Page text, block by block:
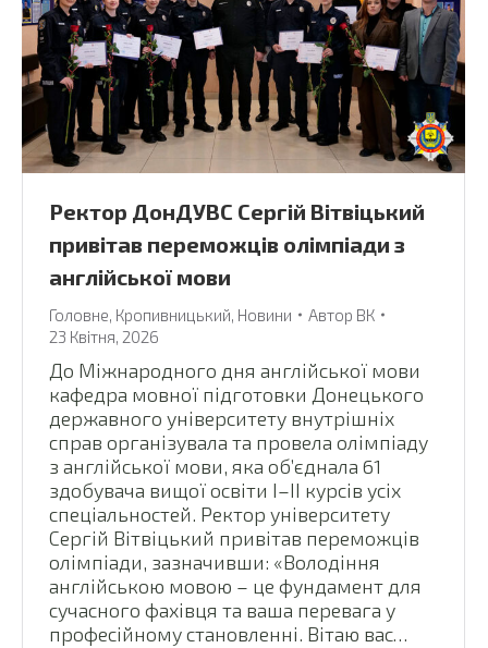
Ректор ДонДУВС Сергій Вітвіцький
привітав переможців олімпіади з
англійської мови
Головне, Кропивницький, Новини Автор ВК
23 Квітня, 2026
До Міжнародного дня англійської мови
кафедра мовної підготовки Донецького
державного університету внутрішніх
справ організувала та провела олімпіаду
з англійської мови, яка об’єднала 61
здобувача вищої освіти І–ІІ курсів усіх
спеціальностей. Ректор університету
Сергій Вітвіцький привітав переможців
олімпіади, зазначивши: «Володіння
англійською мовою – це фундамент для
сучасного фахівця та ваша перевага у
професійному становленні. Вітаю вас…